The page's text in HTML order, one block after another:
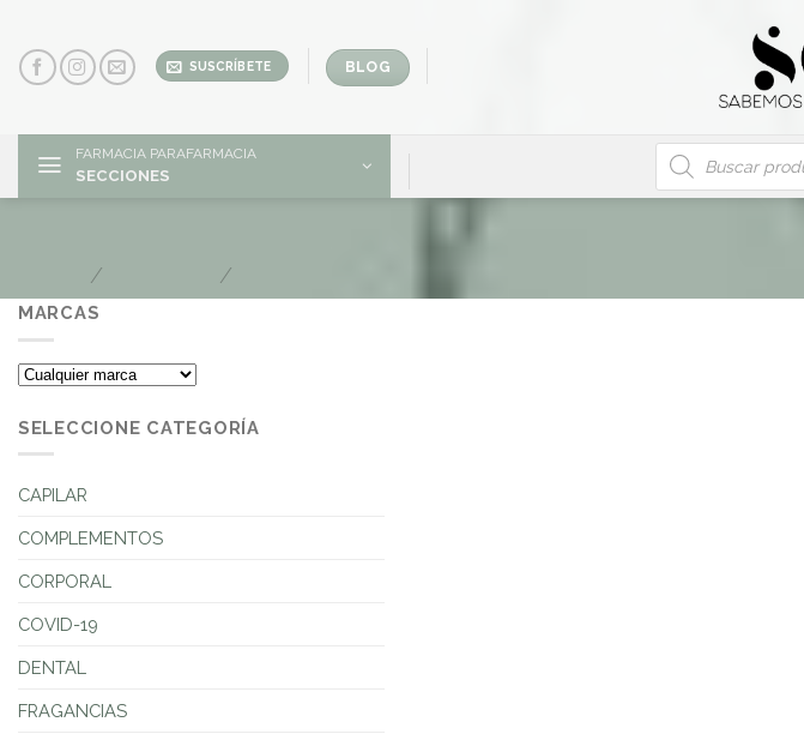
content
SUSCRÍBETE BLOG
FARMACIA PARAFARMACIA
SECCIONES
Búsqueda
de
productos
/ /
MARCAS
SELECCIONE CATEGORÍA
CAPILAR
COMPLEMENTOS
CORPORAL
COVID-19
DENTAL
FRAGANCIAS